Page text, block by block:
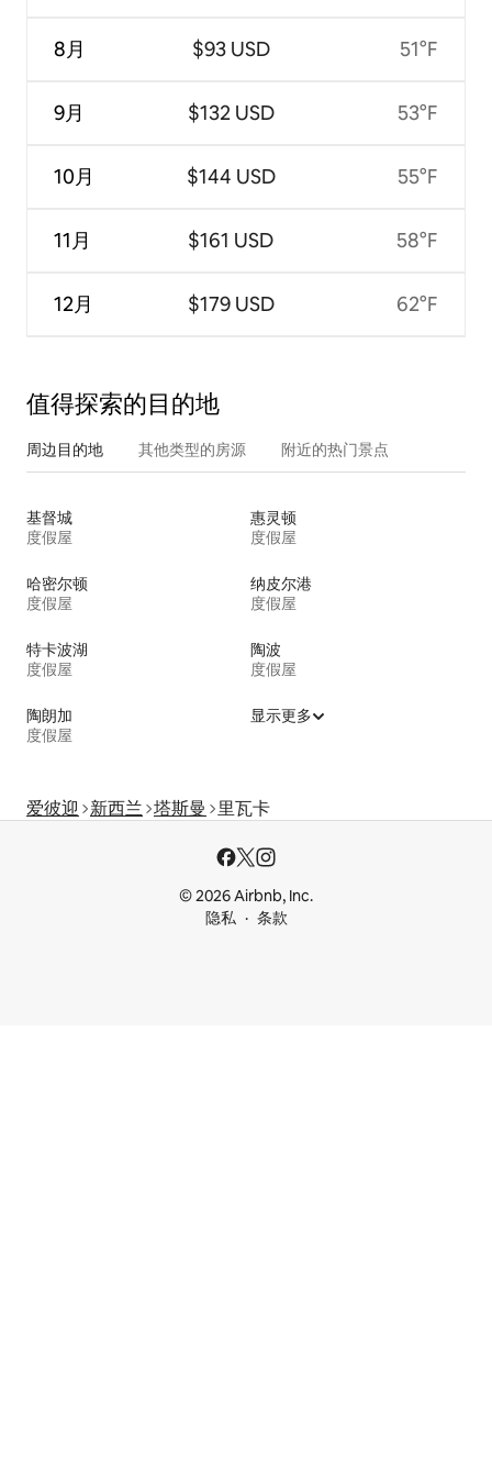
8月
9月
10月
11月
12月
$93 USD
$132 USD
$144 USD
$161 USD
$179 USD
51°F
53°F
55°F
58°F
62°F
值得探索的目的地
周边目的地 其他类型的房源 附近的热门景点
基督城
度假屋
惠灵顿
度假屋
哈密尔顿
度假屋
纳皮尔港
度假屋
特卡波湖
度假屋
陶波
度假屋
陶朗加
度假屋
显示更多
爱彼迎 新西兰 塔斯曼 里瓦卡
© 2026 Airbnb, Inc.
隐私
条款